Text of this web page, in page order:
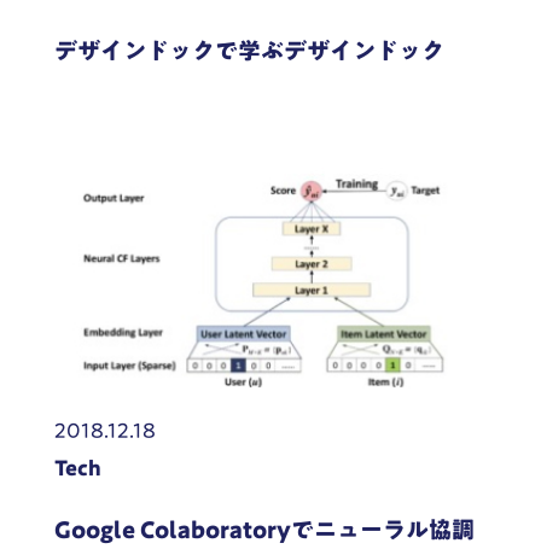
デザインドックで学ぶデザインドック
2018.12.18
Tech
Google Colaboratoryでニューラル協調